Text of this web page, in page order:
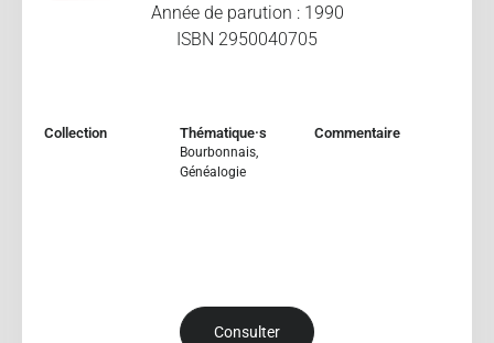
Année de parution : 1990
ISBN 2950040705
Collection Thématique·s
Bourbonnais,
Généalogie
Commentaire
Consulter